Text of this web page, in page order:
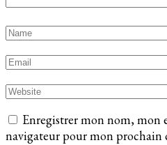
Enregistrer mon nom, mon
navigateur pour mon prochain